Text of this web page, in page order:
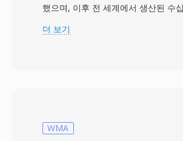
했으며, 이후 전 세계에서 생산된 수
DVD 디스크에 사용되었습니다. VOB
뉴 상호작용을 위한 내비게이션 데이
더 보기
WMA